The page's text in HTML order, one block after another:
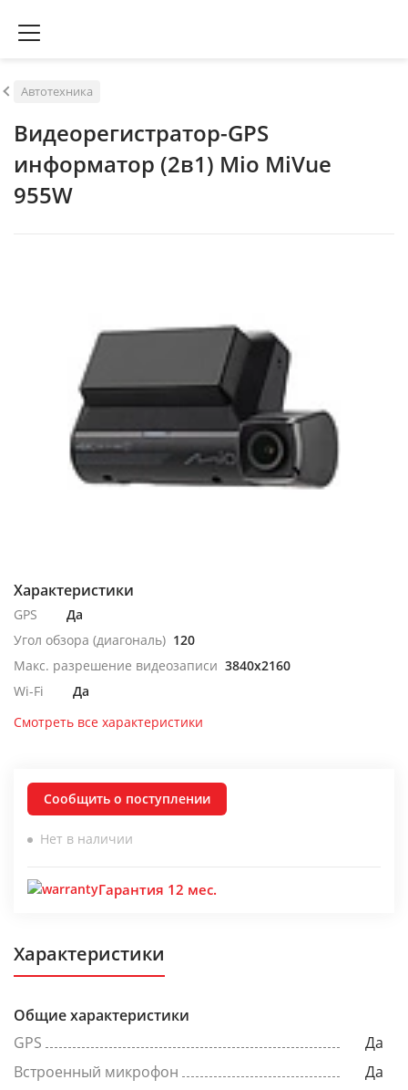
Автотехника
Видеорегистратор-GPS
информатор (2в1) Mio MiVue
955W
Характеристики
GPS
Да
Угол обзора (диагональ) 120
Макс. разрешение видеозаписи 3840x2160
Wi-Fi
Да
Смотреть все характеристики
Сообщить о поступлении
Нет в наличии
Гарантия 12 мес.
Характеристики
Общие характеристики
GPS
Да
Встроенный микрофон
Да